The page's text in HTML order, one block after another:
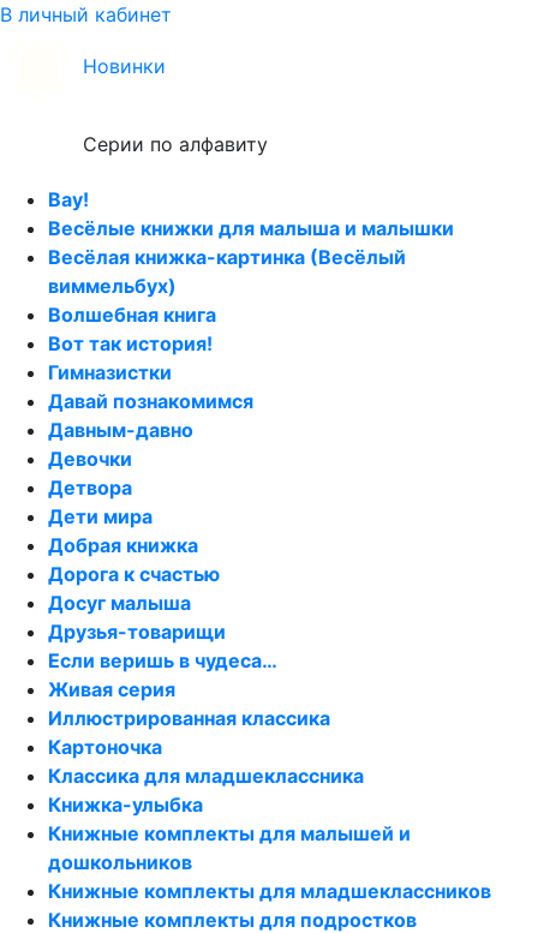
В личный кабинет
Новинки
Серии по алфавиту
Вау!
Весёлые книжки для малыша и малышки
Весёлая книжка-картинка (Весёлый
виммельбух)
Волшебная книга
Вот так история!
Гимназистки
Давай познакомимся
Давным-давно
Девочки
Детвора
Дети мира
Добрая книжка
Дорога к счастью
Досуг малыша
Друзья-товарищи
Если веришь в чудеса…
Живая серия
Иллюстрированная классика
Картоночка
Классика для младшеклассника
Книжка-улыбка
Книжные комплекты для малышей и
дошкольников
Книжные комплекты для младшеклассников
Книжные комплекты для подростков